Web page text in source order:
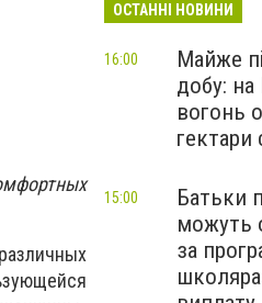
ОСТАННІ НОВИНИ
Майже
добу:
вогонь
16:00
Батьки
можуть
за
15:00